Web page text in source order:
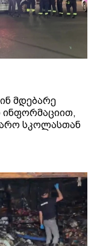
მდებარე
ინფორმაციით,
სკოლასთან